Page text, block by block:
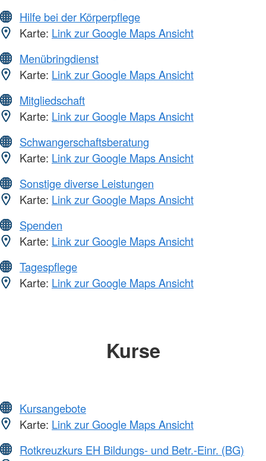
Hilfe bei der Körperpflege
Karte: Link zur Google Maps Ansicht
Menübringdienst
Karte: Link zur Google Maps Ansicht
Mitgliedschaft
Karte: Link zur Google Maps Ansicht
Schwangerschaftsberatung
Karte: Link zur Google Maps Ansicht
Sonstige diverse Leistungen
Karte: Link zur Google Maps Ansicht
Spenden
Karte: Link zur Google Maps Ansicht
Tagespflege
Karte: Link zur Google Maps Ansicht
Kurse
Kursangebote
Karte: Link zur Google Maps Ansicht
Rotkreuzkurs EH Bildungs- und Betr.-Einr. (BG)